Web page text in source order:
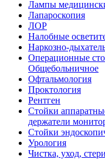
Лампы
Лапароскопия
ЛОР
Налобные
Наркозно-
Операционные
Общебольничное
Офтальмология
Проктология
Рентген
Стойки
держатели
Стойки
Урология
Чистка, уход,